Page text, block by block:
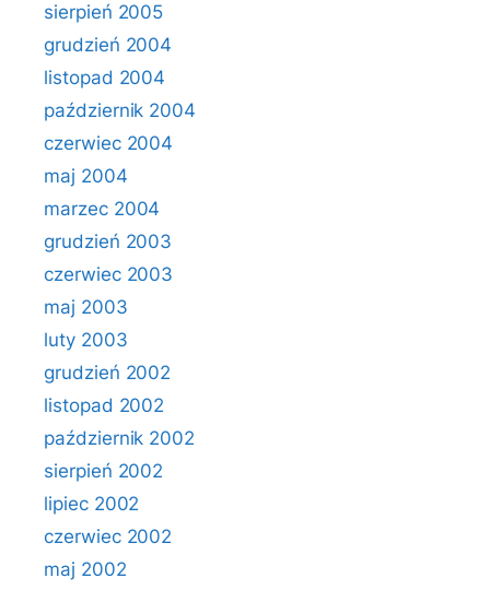
sierpień 2005
grudzień 2004
listopad 2004
październik 2004
czerwiec 2004
maj 2004
marzec 2004
grudzień 2003
czerwiec 2003
maj 2003
luty 2003
grudzień 2002
listopad 2002
październik 2002
sierpień 2002
lipiec 2002
czerwiec 2002
maj 2002